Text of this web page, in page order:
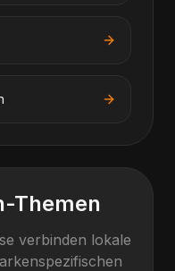
Themen
verbinden lokale